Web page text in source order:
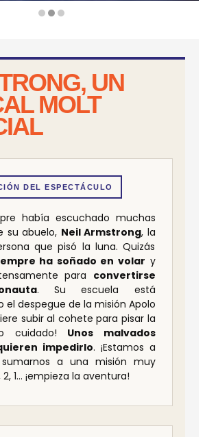
UN
MOLT
DEL ESPECTÁCULO
había escuchado muchas
su abuelo, Neil Armstrong, la
que pisó la luna. Quizás
ha soñado en volar y
para convertirse
. Su escuela está
el despegue de la misión Apolo
subir al cohete para pisar la
cuidado! Unos malvados
impedirlo. ¡Estamos a
a una misión muy
1… ¡empieza la aventura!